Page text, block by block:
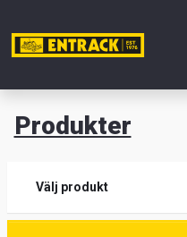
Produkter
Välj produkt